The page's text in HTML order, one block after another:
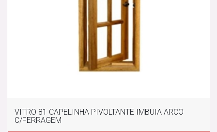
VITRO 81 CAPELINHA PIVOLTANTE IMBUIA ARCO
C/FERRAGEM